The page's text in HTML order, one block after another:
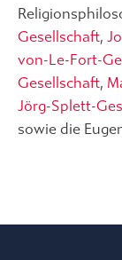
Gesellschaft,
von-Le-Fort-
Gesellschaft,
Jörg-Splett-
sowie die